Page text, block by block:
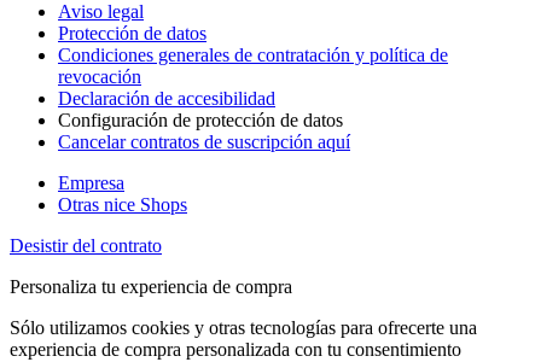
Aviso legal
Protección de datos
Condiciones generales de contratación y política de
revocación
Declaración de accesibilidad
Configuración de protección de datos
Cancelar contratos de suscripción aquí
Empresa
Otras nice Shops
Desistir del contrato
Personaliza tu experiencia de compra
Sólo utilizamos cookies y otras tecnologías para ofrecerte una
experiencia de compra personalizada con tu consentimiento